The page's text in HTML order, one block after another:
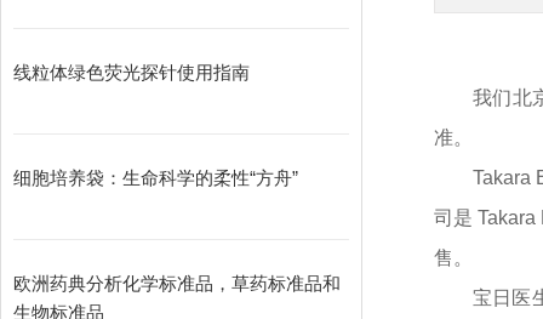
线粒体绿色荧光探针使用指南
细胞培养袋：生命科学的柔性“方舟”
欧洲药典分析化学标准品，草药标准品和
生物标准品
我们北
准。
Takara
司是
售。
宝日医